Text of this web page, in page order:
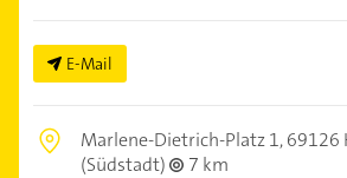
E-Mail
Marlene-Dietrich-Platz 1,69126
(Südstadt)
7 km